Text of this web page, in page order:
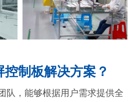
制板解决方案？
队，能够根据用户需求提供全